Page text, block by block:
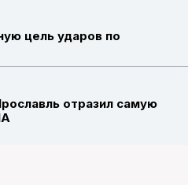
цель ударов по
отразил самую